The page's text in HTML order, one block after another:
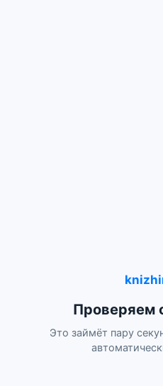
Проверяем
Это займёт пару